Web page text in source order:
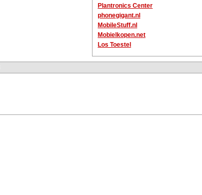
Plantronics Center
phonegigant.nl
MobileStuff.nl
Mobielkopen.net
Los Toestel